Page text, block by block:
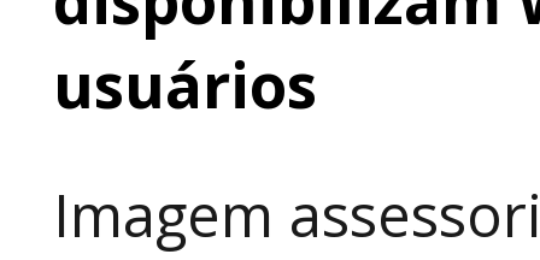
usuários
Imagem